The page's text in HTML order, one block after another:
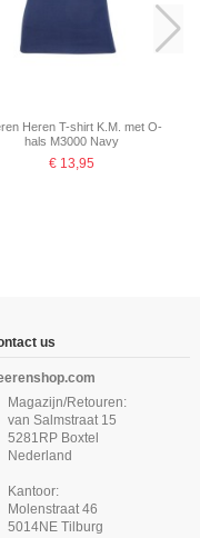
Heren T-shirt K.M. met O-
hals M3000 Navy
€ 13,95
us
Magazijn/Retouren:
van Salmstraat 15
5281RP Boxtel
Nederland
Kantoor:
Molenstraat 46
5014NE Tilburg